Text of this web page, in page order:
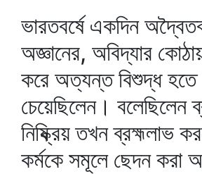
ভারতবর্ষে একদিন
অজ্ঞানের, অবিদ্যার কোঠায়
করে অত্যন্ত বিশুদ্ধ হতে
চেয়েছিলেন। বলেছিলেন
নিষ্ক্রিয় তখন ব্রহ্মলাভ
কর্মকে সমূলে ছেদন করা